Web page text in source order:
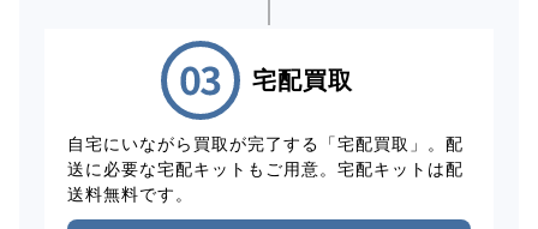
宅配買取
自宅にいながら買取が完了する「宅配買取」。配
送に必要な宅配キットもご用意。宅配キットは配
送料無料です。